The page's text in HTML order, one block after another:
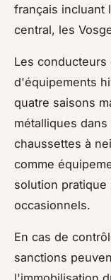
français incluant
central, les
Les
d'équipements
quatre saisons
métalliques
chaussettes à
comme
solution
occasionnels.
En cas de
sanctions